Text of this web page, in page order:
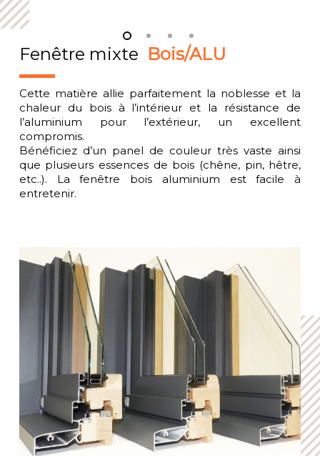
Fenêtre mixte Bois/ALU
Cette matière allie parfaitement la noblesse et la
chaleur du bois à l’intérieur et la résistance de
l’aluminium pour l’extérieur, un excellent
compromis.
Bénéficiez d’un panel de couleur très vaste ainsi
que plusieurs essences de bois (chêne, pin, hêtre,
etc..). La fenêtre bois aluminium est facile à
entretenir.